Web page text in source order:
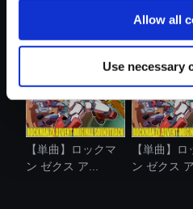
Allow all
Use necessary
【単曲】ロックマ
ン ゼクス ア...
【単曲】ロ
ン ゼクス ア